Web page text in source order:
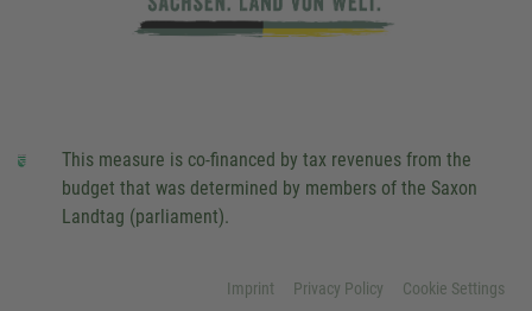
This measure is co-financed by tax revenues from the
budget that was determined by members of the Saxon
Landtag (parliament).
Imprint Privacy Policy Cookie Settings